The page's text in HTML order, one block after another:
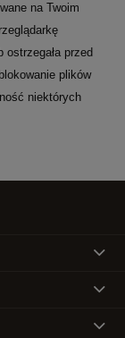
na Twoim
ostrzegała przed
plików
niektórych